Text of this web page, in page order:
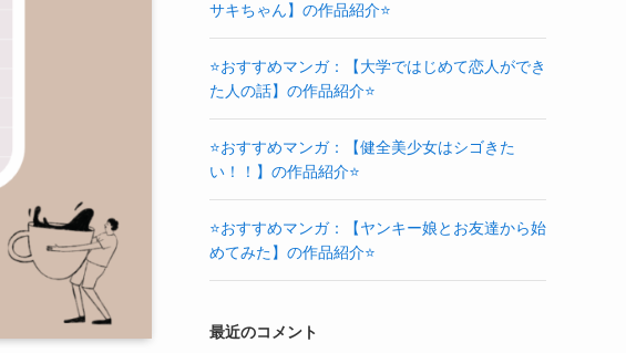
サキちゃん】の作品紹介⭐
⭐おすすめマンガ：【大学ではじめて恋人ができ
た人の話】の作品紹介⭐
⭐おすすめマンガ：【健全美少女はシゴきた
い！！】の作品紹介⭐
⭐おすすめマンガ：【ヤンキー娘とお友達から始
めてみた】の作品紹介⭐
最近のコメント